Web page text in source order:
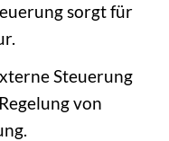
sorgt für
Steuerung
von